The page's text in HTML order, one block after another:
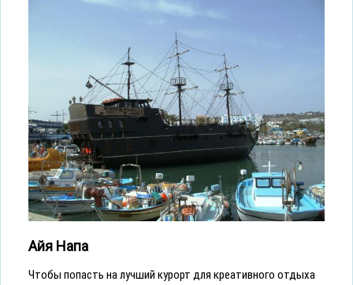
Айя Напа
Чтобы попасть на лучший курорт для креативного отдыха